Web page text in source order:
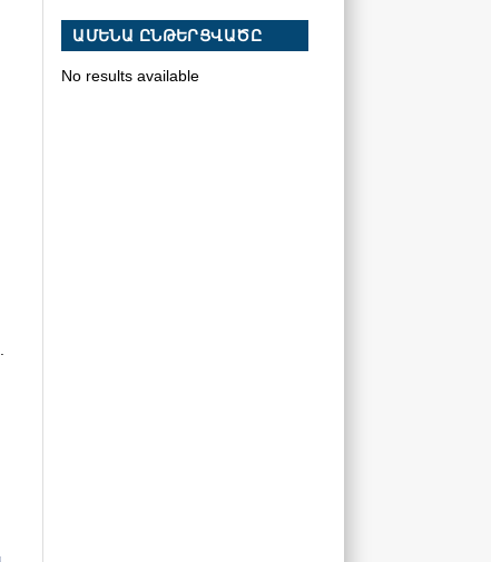
ԱՄԵՆԱ ԸՆԹԵՐՑՎԱԾԸ
No results available